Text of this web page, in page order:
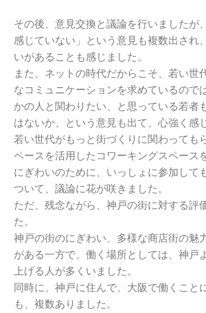
その後、意見交換と議論を行いましたが
感じていない」という意見も複数出され
いがあることも感じました。
また、ネットの時代だからこそ、若い世
なコミュニケーションを求めているので
かの人と関わりたい、と思っている若者
はないか、という意見も出て、心強く感
若い世代がもっと街づくりに関わっても
ペースを活用したコワーキングスペース
にぎわいのために、いっしょに参加して
ついて、議論に花が咲きました。
ただ、残念ながら、神戸の街に対する評
た。
神戸の街のにぎわい、多様な商店街の魅
がある一方で、働く場所としては、神戸
上げる人が多くいました。
同時に、神戸に住んで、大阪で働くこと
も、複数ありました。